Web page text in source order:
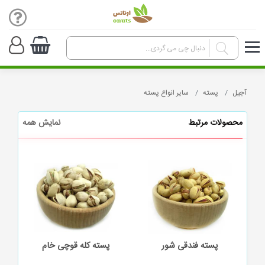
آجیل پسته سایر انواع پسته
محصولات مرتبط نمایش همه
پسته فندقی شور پسته کله قوچی خام